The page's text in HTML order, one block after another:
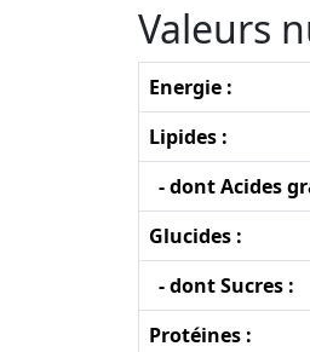
Valeurs
Energie :
Lipides :
- dont Acides
Glucides :
- dont Sucres :
Protéines :